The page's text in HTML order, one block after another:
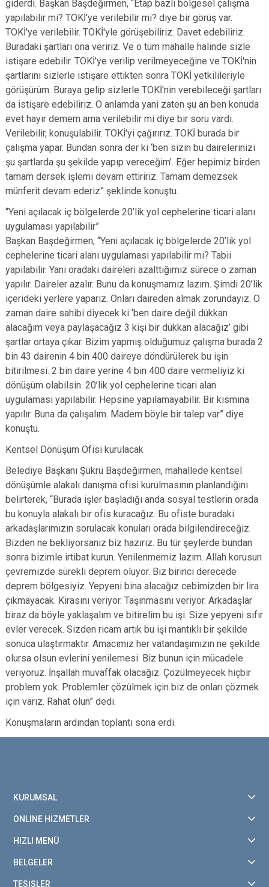
giderdi. Başkan Başdeğirmen, “Etap bazlı bölgesel çalışma
yapılabilir mi? TOKİ'ye verilebilir mi? diye bir görüş var.
TOKİ'ye verilebilir. TOKİ'yle görüşebiliriz. Davet edebiliriz.
Buradaki şartları ona veririz. Ve o tüm mahalle halinde sizle
istişare edebilir. TOKİ'ye verilip verilmeyeceğine ve TOKİ'nin
şartlarını sizlerle istişare ettikten sonra TOKİ yetkilileriyle
görüşürüm. Buraya gelip sizlerle TOKİ'nin verebileceği şartları
da istişare edebiliriz. O anlamda yani zaten şu an ben konuda
evet hayır demem ama verilebilir mi diye bir soru vardı.
Verilebilir, konuşulabilir. TOKİ'yi çağırırız. TOKİ burada bir
çalışma yapar. Bundan sonra der ki ‘ben sizin bu dairelerinizi
şu şartlarda şu şekilde yapıp vereceğim’. Eğer hepimiz birden
tamam dersek işlemi devam ettiririz. Tamam demezsek
münferit devam ederiz” şeklinde konuştu.
“Yeni açılacak iç bölgelerde 20’lik yol cephelerine ticari alanı
uygulaması yapılabilir”
Başkan Başdeğirmen, “Yeni açılacak iç bölgelerde 20’lik yol
cephelerine ticari alanı uygulaması yapılabilir mi? Tabii
yapılabilir. Yani oradaki daireleri azalttığımız sürece o zaman
yapılır. Daireler azalır. Bunu da konuşmamız lazım. Şimdi 20’lik
içerideki yerlere yaparız. Onları daireden almak zorundayız. O
zaman daire sahibi diyecek ki ‘ben daire değil dükkan
alacağım veya paylaşacağız 3 kişi bir dükkan alacağız’ gibi
şartlar ortaya çıkar. Bizim yapmış olduğumuz çalışma burada 2
bin 43 dairenin 4 bin 400 daireye döndürülerek bu işin
bitirilmesi. 2 bin daire yerine 4 bin 400 daire vermeliyiz ki
dönüşüm olabilsin. 20’lik yol cephelerine ticari alan
uygulaması yapılabilir. Hepsine yapılamayabilir. Bir kısmına
yapılır. Buna da çalışalım. Madem böyle bir talep var” diye
konuştu.
Kentsel Dönüşüm Ofisi kurulacak
Belediye Başkanı Şükrü Başdeğirmen, mahallede kentsel
dönüşümle alakalı danışma ofisi kurulmasının planlandığını
belirterek, “Burada işler başladığı anda sosyal testlerin orada
bu konuyla alakalı bir ofis kuracağız. Bu ofiste buradaki
arkadaşlarımızın sorulacak konuları orada bilgilendireceğiz.
Bizden ne bekliyorsanız biz hazırız. Bu tür şeylerde bundan
sonra bizimle irtibat kurun. Yenilenmemiz lazım. Allah korusun
çevremizde sürekli deprem oluyor. Biz birinci derecede
deprem bölgesiyiz. Yepyeni bina alacağız cebimizden bir lira
çıkmayacak. Kirasını veriyor. Taşınmasını veriyor. Arkadaşlar
biraz da böyle yaklaşalım ve bitirelim bu işi. Size yepyeni sıfır
evler verecek. Sizden ricam artık bu işi mantıklı bir şekilde
sonuca ulaştırmaktır. Amacımız her vatandaşımızın ne şekilde
olursa olsun evlerini yenilemesi. Biz bunun için mücadele
veriyoruz. İnşallah muvaffak olacağız. Çözülmeyecek hiçbir
problem yok. Problemler çözülmek için biz de onları çözmek
için varız. Rahat olun” dedi.
Konuşmaların ardından toplantı sona erdi.
KURUMSAL
ONLINE HİZMETLER
HIZLI MENÜ
BELGELER
TESİSLER